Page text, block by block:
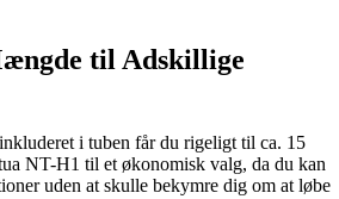
til Adskillige
i tuben får du rigeligt til ca. 15
NT-H1 til et økonomisk valg, da du kan
uden at skulle bekymre dig om at løbe